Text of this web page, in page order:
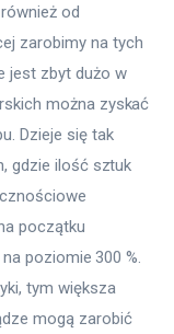
od
zarobimy na tych
jest zbyt dużo w
można zyskać
Dzieje się tak
gdzie ilość sztuk
początku
poziomie 300 %.
tym większa
mogą zarobić